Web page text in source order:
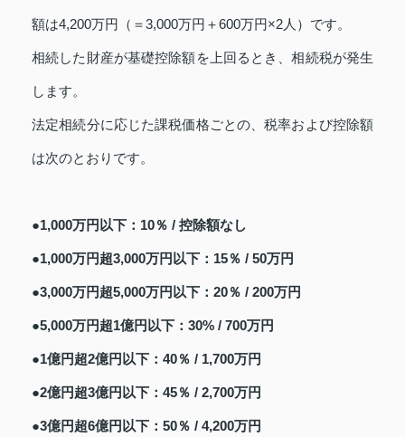
額は4,200万円（＝3,000万円＋600万円×2人）です。
相続した財産が基礎控除額を上回るとき、相続税が発生
します。
法定相続分に応じた課税価格ごとの、税率および控除額
は次のとおりです。
●1,000万円以下：10％ / 控除額なし
●1,000万円超3,000万円以下：15％ / 50万円
●3,000万円超5,000万円以下：20％ / 200万円
●5,000万円超1億円以下：30% / 700万円
●1億円超2億円以下：40％ / 1,700万円
●2億円超3億円以下：45％ / 2,700万円
●3億円超6億円以下：50％ / 4,200万円